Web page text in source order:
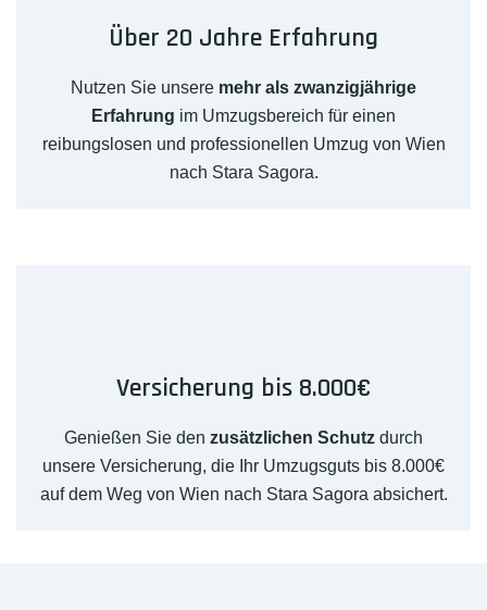
Über 20 Jahre Erfahrung
Nutzen Sie unsere mehr als zwanzigjährige
Erfahrung im Umzugsbereich für einen
reibungslosen und professionellen Umzug von Wien
nach Stara Sagora.
Versicherung bis 8.000€
Genießen Sie den zusätzlichen Schutz durch
unsere Versicherung, die Ihr Umzugsguts bis 8.000€
auf dem Weg von Wien nach Stara Sagora absichert.